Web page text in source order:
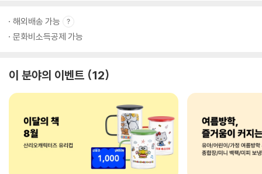
해외배송 가능
문화비소득공제 가능
이 분야의 이벤트 12